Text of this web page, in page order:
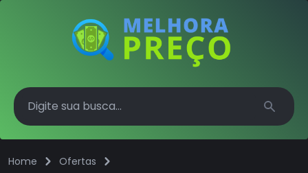
Search
Home Ofertas